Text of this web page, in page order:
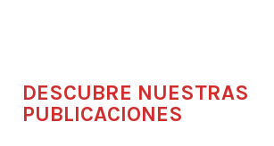
DESCUBRE NUESTRAS
PUBLICACIONES